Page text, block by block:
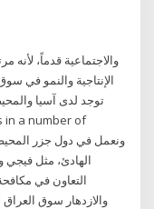
واﻻﺟﺘﻤﺎﻋﻴﺔ ﻗﺪﻣﺎً، ﻷﻧﻪ
اﻹﻧﺘﺎﺟﻴﺔ واﻟﻨﻤﻮ ﻓﻲ
ﺗﻮﺟﺪ ﻟﺪى ﺁﺳﻴﺎ
الهادئ، مثل فيجي
التعاون في
والازدهار سوق العراق